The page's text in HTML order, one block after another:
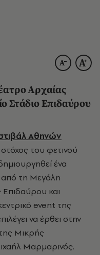
Αρχαίας
Στάδιο Επιδαύρου
Αθηνών
στόχος του φετινού
ένα
τη Μεγάλη
και
event της
να έρθει στην
Μικρής
Μαρμαρινός.